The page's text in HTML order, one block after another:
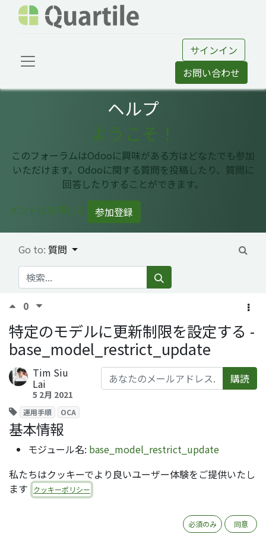
サインイン
お問い合わせ
ヘルプ
ようこそ！
このフォーラムはOdooに興味がある方はどなたでも参加
いただけます。Odooに関する質問を投稿したり、質問に
回答したりすることができます。
イントロを閉じる
参加登録
Go to: 質問
0
特定のモデルに更新制限を設定する -
base_model_restrict_update
Tim Siu
Lai
5 2月 2021
購読
運用手順 OCA
基本情報
モジュール名: base_model_restrict_update
オーサー: Quartile Limited
レポジトリ:https://github.com/OCA/server-tools
15.0、16.0、17.0、18.0(PR未マージ)
私たちはクッキーでより良いユーザー体験をご提供いたし
ます
クッキーポリシー
必須のみ 同意